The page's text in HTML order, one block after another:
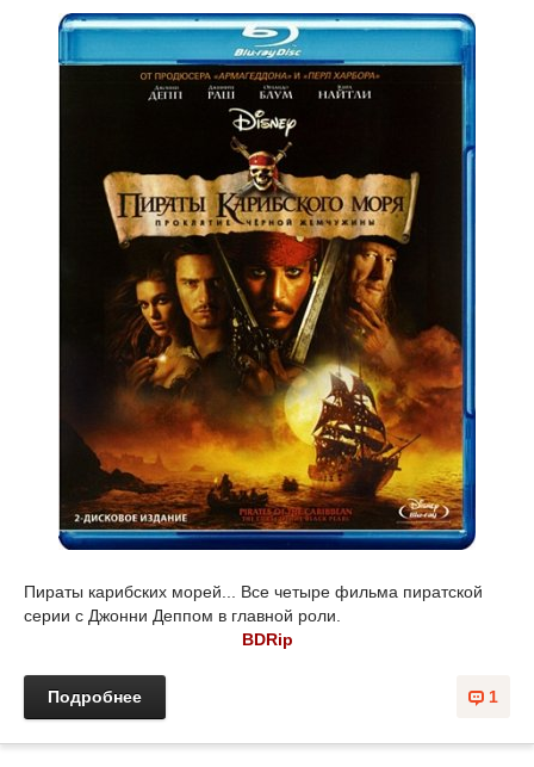
Пираты карибских морей... Все четыре фильма пиратской
серии с Джонни Деппом в главной роли.
BDRip
1
Подробнее